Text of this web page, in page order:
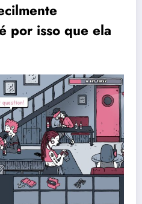
por isso que ela